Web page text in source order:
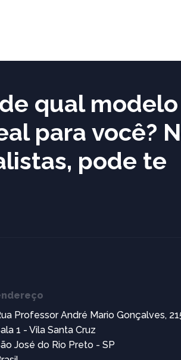
qual
para você?
pode te
Professor André Mario Gonçalves,
1 - Vila Santa Cruz
José do Rio Preto - SP